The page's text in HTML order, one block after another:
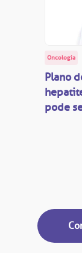
Oncologia
Plano
pode